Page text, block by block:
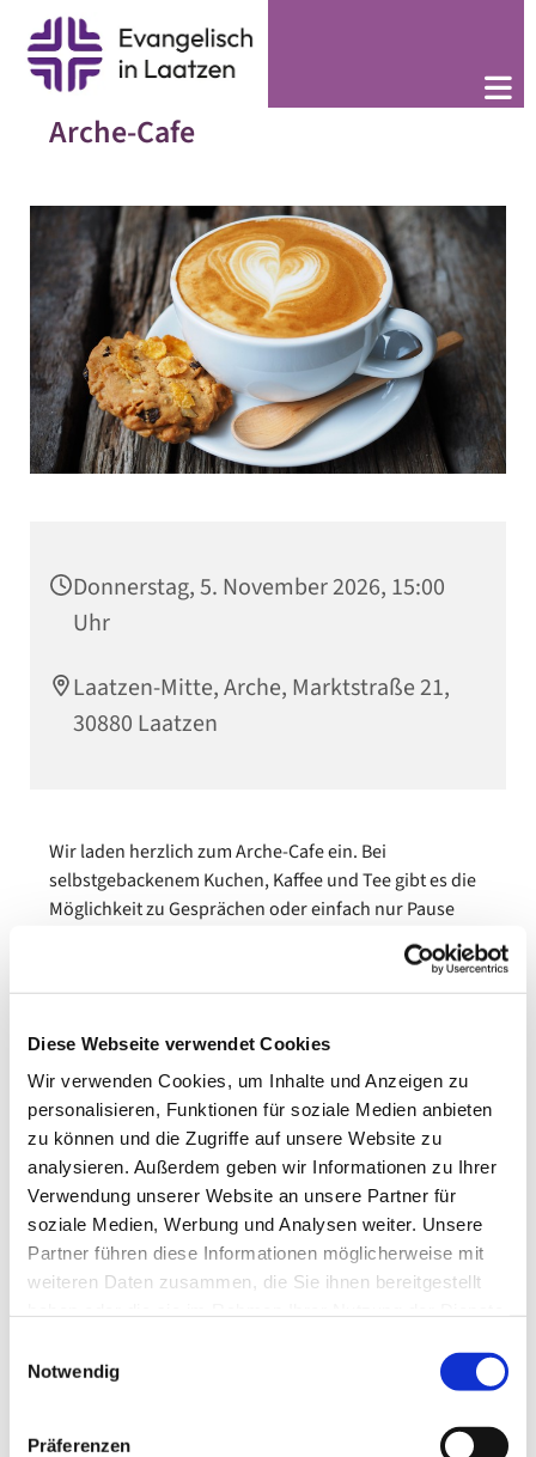
Diese Webseite verwendet Cookies
Wir verwenden Cookies, um Inhalte und Anzeigen zu
personalisieren, Funktionen für soziale Medien anbieten
zu können und die Zugriffe auf unsere Website zu
analysieren. Außerdem geben wir Informationen zu Ihrer
Verwendung unserer Website an unsere Partner für
soziale Medien, Werbung und Analysen weiter. Unsere
Partner führen diese Informationen möglicherweise mit
weiteren Daten zusammen, die Sie ihnen bereitgestellt
Notwendig
Präferenzen
Arche-Cafe
Donnerstag, 5. November 2026, 15:00
Uhr
Laatzen-Mitte, Arche, Marktstraße 21,
30880 Laatzen
Wir laden herzlich zum Arche-Cafe ein. Bei
selbstgebackenem Kuchen, Kaffee und Tee gibt es die
Möglichkeit zu Gesprächen oder einfach nur Pause